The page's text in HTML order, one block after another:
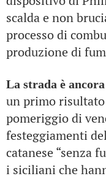
scalda e non
processo di
produzione di
La strada è
un primo
pomeriggio di
festeggiamenti
catanese “senza
i siciliani che